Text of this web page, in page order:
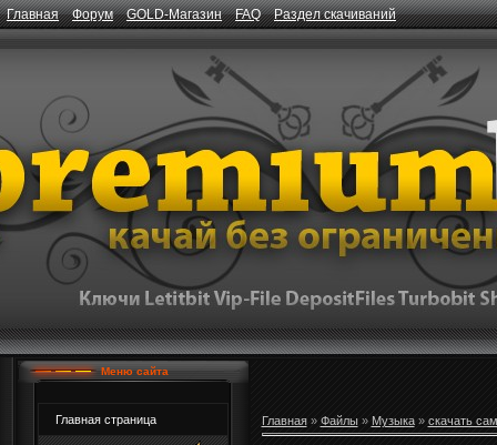
Главная Форум GOLD-Магазин FAQ Раздел скачиваний
Меню сайта
Главная страница Главная» Файлы» Музыка» скачать